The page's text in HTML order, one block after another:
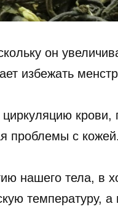
он
избежать
циркуляцию
проблемы с кожей.
нашего тела, в
температуру, а